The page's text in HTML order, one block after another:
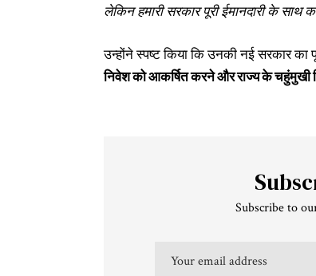
लेकिन हमारी सरकार पूरी ईमानदारी के साथ
उन्होंने स्पष्ट किया कि उनकी नई सरकार का
निवेश को आकर्षित करने और राज्य के चहुंमुखी
Subscribe to